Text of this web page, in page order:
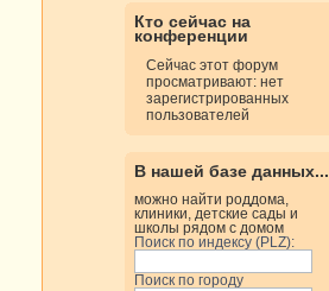
Кто сейчас на
конференции
Сейчас этот форум
просматривают: нет
зарегистрированных
пользователей
В нашей базе данных...
можно найти роддома,
клиники, детские сады и
школы рядом с домом
Поиск по индексу (PLZ):
Поиск по городу